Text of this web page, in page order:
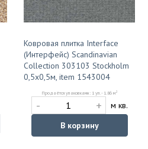
Ковровая плитка Interface
(Интерфейс) Scandinavian
Collection 303103 Stockholm
0,5x0,5м, item 1543004
Продаётся упаковками: 1 уп. - 1.86 м2
- +
м кв.
В корзину